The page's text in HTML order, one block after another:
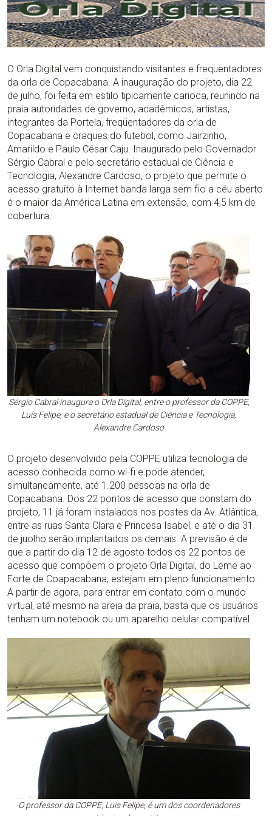
O Orla Digital vem conquistando visitantes e frequentadores
da orla de Copacabana. A inauguração do projeto, dia 22
de julho, foi feita em estilo tipicamente carioca, reunindo na
praia autoridades de governo, acadêmicos, artistas,
integrantes da Portela, freqüentadores da orla de
Copacabana e craques do futebol, como Jairzinho,
Amarildo e Paulo César Caju. Inaugurado pelo Governador
Sérgio Cabral e pelo secretário estadual de Ciência e
Tecnologia, Alexandre Cardoso, o projeto que permite o
acesso gratuito à Internet banda larga sem fio a céu aberto
é o maior da América Latina em extensão, com 4,5 km de
cobertura.
Sérgio Cabral inaugura o Orla Digital, entre o professor da COPPE,
Luís Felipe, e o secretário estadual de Ciência e Tecnologia,
Alexandre Cardoso
O projeto desenvolvido pela COPPE utiliza tecnologia de
acesso conhecida como wi-fi e pode atender,
simultaneamente, até 1.200 pessoas na orla de
Copacabana. Dos 22 pontos de acesso que constam do
projeto, 11 já foram instalados nos postes da Av. Atlântica,
entre as ruas Santa Clara e Princesa Isabel, e até o dia 31
de juolho serão implantados os demais. A previsão é de
que a partir do dia 12 de agosto todos os 22 pontos de
acesso que compõem o projeto Orla Digital, do Leme ao
Forte de Coapacabana, estejam em pleno funcionamento.
A partir de agora, para entrar em contato com o mundo
virtual, até mesmo na areia da praia, basta que os usuários
tenham um notebook ou um aparelho celular compatível.
O professor da COPPE, Luis Felipe, é um dos coordenadores